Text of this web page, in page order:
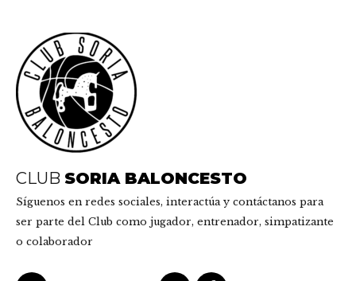
CLUB SORIA BALONCESTO
Síguenos en redes sociales, interactúa y contáctanos para
ser parte del Club como jugador, entrenador, simpatizante
o colaborador